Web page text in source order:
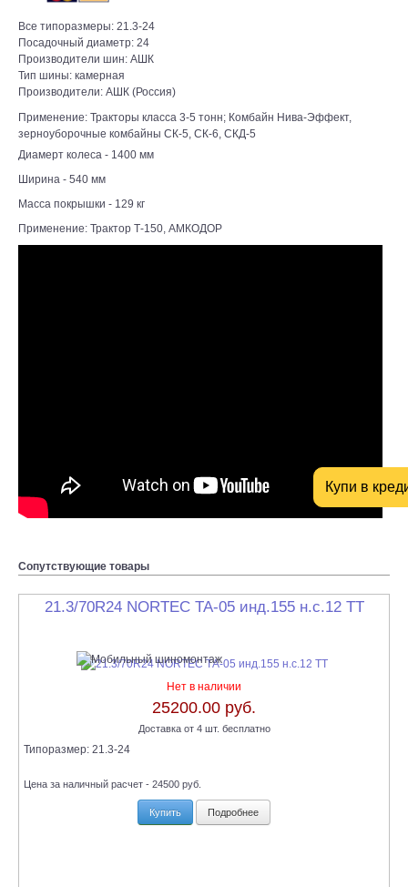
Все типоразмеры: 21.3-24
Посадочный диаметр: 24
Производители шин: АШК
Тип шины: камерная
Производители: АШК (Россия)
Применение: Тракторы класса 3-5 тонн; Комбайн Нива-Эффект,
зерноуборочные комбайны СК-5, СК-6, СКД-5
Диамерт колеса - 1400 мм
Ширина - 540 мм
Масса покрышки - 129 кг
Применение: Трактор Т-150, АМКОДОР
Сопутствующие товары
21.3/70R24 NORTEC ТА-05 инд.155 н.с.12 TТ
Нет в наличии
25200.00 руб.
Доставка от 4 шт. бесплатно
Типоразмер: 21.3-24
Цена за наличный расчет - 24500 руб.
Купить Подробнее